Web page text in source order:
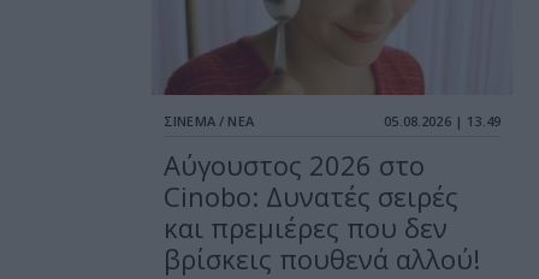
ΣΙΝΕΜΑ / ΝΕΑ 05.08.2026 | 13.49
Αύγουστος 2026 στο
Cinobo: Δυνατές σειρές
και πρεμιέρες που δεν
βρίσκεις πουθενά αλλού!